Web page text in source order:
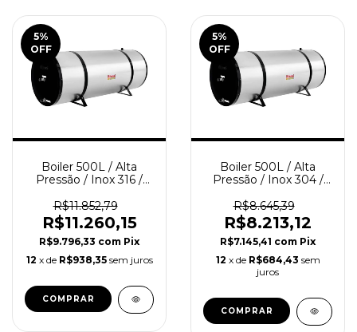
5%
OFF
Boiler 500L / Alta
Pressão / Inox 316 /
R$11.852,79
R$11.260,15
R$9.796,33 com Pix
12 x de R$938,35 sem juros
5%
OFF
Boiler 500L / Alta
Pressão / Inox 304 /
R$8.645,39
R$8.213,12
R$7.145,41 com Pix
12 x de R$684,43 sem
juros